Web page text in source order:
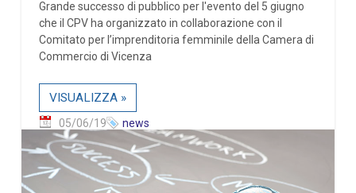
Grande successo di pubblico per l'evento del 5 giugno
che il CPV ha organizzato in collaborazione con il
Comitato per l’imprenditoria femminile della Camera di
Commercio di Vicenza
VISUALIZZA »
05/06/19 news